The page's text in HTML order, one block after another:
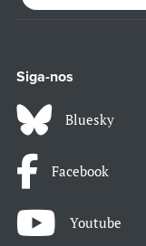
Siga-nos
Bluesky
Facebook
Youtube